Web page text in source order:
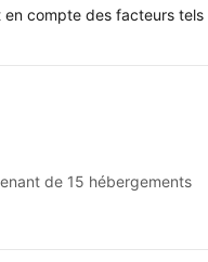
compte des facteurs
de 15 hébergements